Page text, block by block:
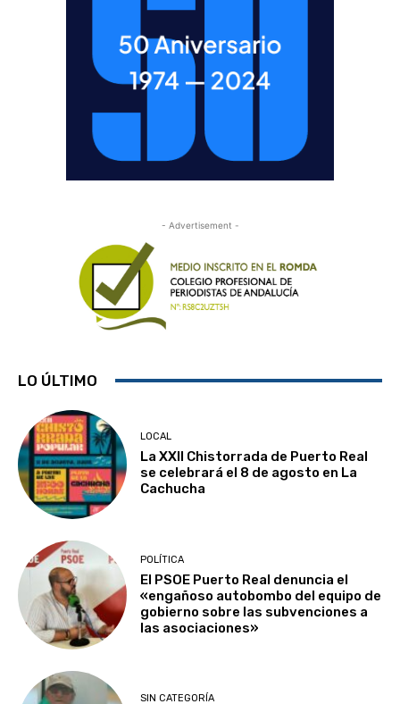
- Advertisement -
LO ÚLTIMO
LOCAL
La XXII Chistorrada de Puerto Real
se celebrará el 8 de agosto en La
Cachucha
POLÍTICA
El PSOE Puerto Real denuncia el
«engañoso autobombo del equipo de
gobierno sobre las subvenciones a
las asociaciones»
SIN CATEGORÍA